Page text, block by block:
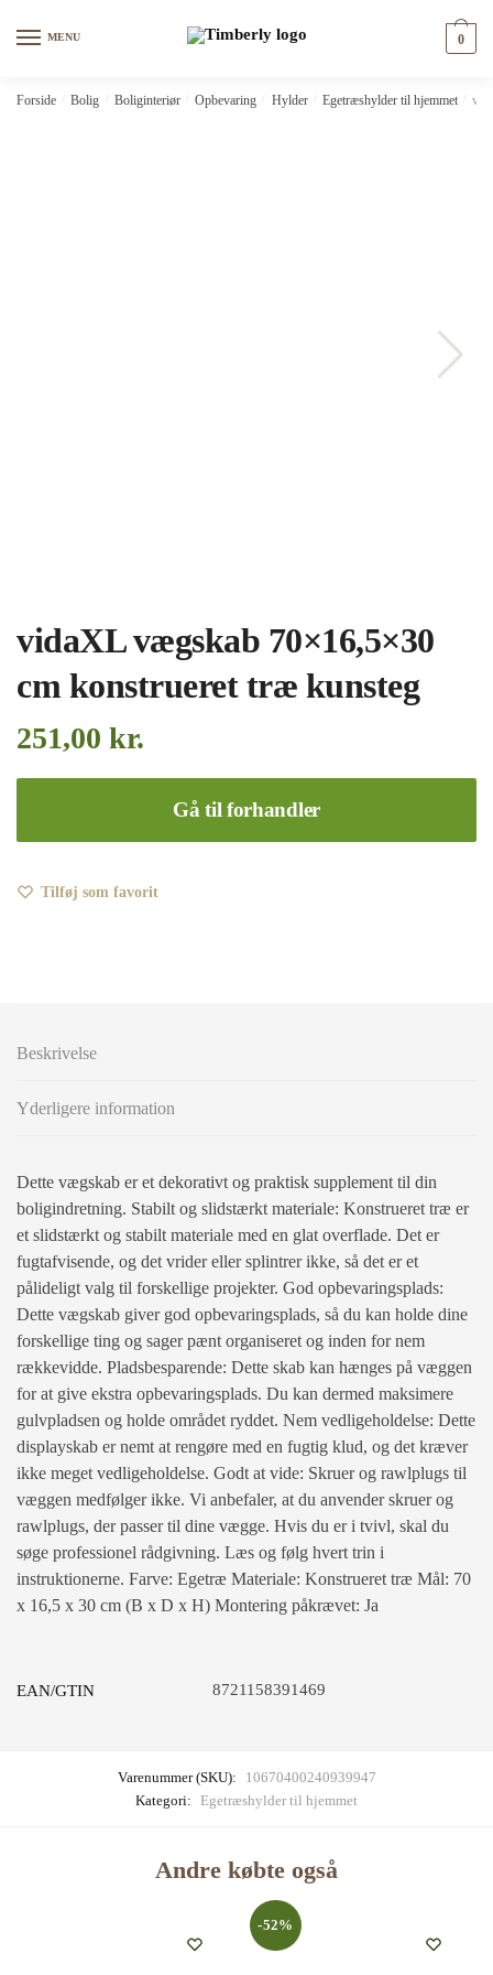
MENU 0
Forside Bolig Boliginteriør Opbevaring Hylder Egetræshylder til hjemmet
vidaXL vægskab 70×16,5×30
cm konstrueret træ kunsteg
251,00 kr.
Gå til forhandler
Tilføj som favorit
Beskrivelse
Yderligere information
Dette vægskab er et dekorativt og praktisk supplement til din
boligindretning. Stabilt og slidstærkt materiale: Konstrueret træ er
et slidstærkt og stabilt materiale med en glat overflade. Det er
fugtafvisende, og det vrider eller splintrer ikke, så det er et
pålideligt valg til forskellige projekter. God opbevaringsplads:
Dette vægskab giver god opbevaringsplads, så du kan holde dine
forskellige ting og sager pænt organiseret og inden for nem
rækkevidde. Pladsbesparende: Dette skab kan hænges på væggen
for at give ekstra opbevaringsplads. Du kan dermed maksimere
gulvpladsen og holde området ryddet. Nem vedligeholdelse: Dette
displayskab er nemt at rengøre med en fugtig klud, og det kræver
ikke meget vedligeholdelse. Godt at vide: Skruer og rawlplugs til
væggen medfølger ikke. Vi anbefaler, at du anvender skruer og
rawlplugs, der passer til dine vægge. Hvis du er i tvivl, skal du
søge professionel rådgivning. Læs og følg hvert trin i
instruktionerne. Farve: Egetræ Materiale: Konstrueret træ Mål: 70
x 16,5 x 30 cm (B x D x H) Montering påkrævet: Ja
EAN/GTIN 8721158391469
Varenummer (SKU):
10670400240939947
Kategori: Egetræshylder til hjemmet
Andre købte også
-52%